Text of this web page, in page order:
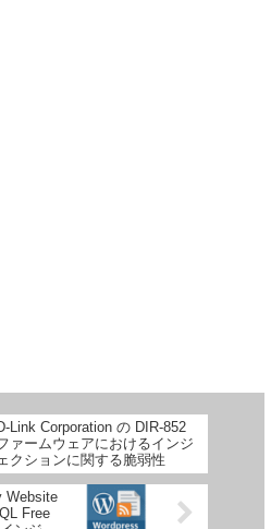
Link Corporation の DIR-852
ァームウェアにおけるインジ
クションに関する脆弱性
Website
Free